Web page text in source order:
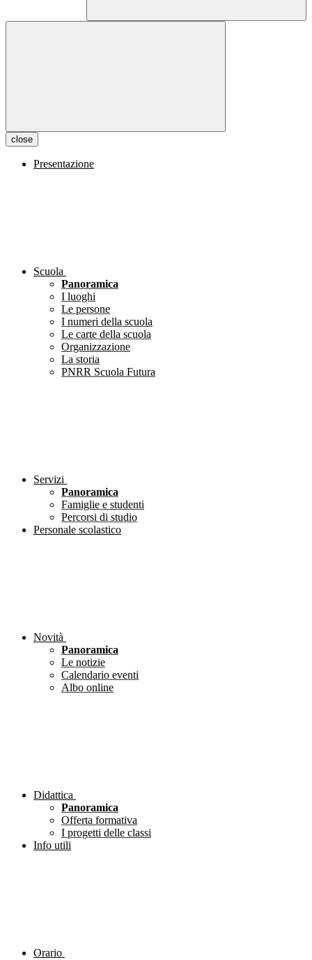
close
Presentazione
Scuola
Panoramica
I luoghi
Le persone
I numeri della scuola
Le carte della scuola
Organizzazione
La storia
PNRR Scuola Futura
Servizi
Panoramica
Famiglie e studenti
Percorsi di studio
Personale scolastico
Novità
Panoramica
Le notizie
Calendario eventi
Albo online
Didattica
Panoramica
Offerta formativa
I progetti delle classi
Info utili
Orario